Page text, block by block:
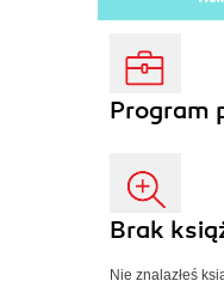
Program
Brak
Nie znalazłeś